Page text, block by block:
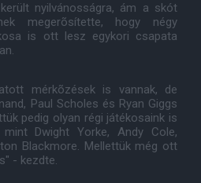
nyilvánosságra, ám a skót
megerõsítette, hogy négy
is ott lesz egykori csapata
mérkõzések is vannak, de
Paul Scholes és Ryan Giggs
pedig olyan régi játékosaink is
Dwight Yorke, Andy Cole,
Blackmore. Mellettük még ott
- kezdte.